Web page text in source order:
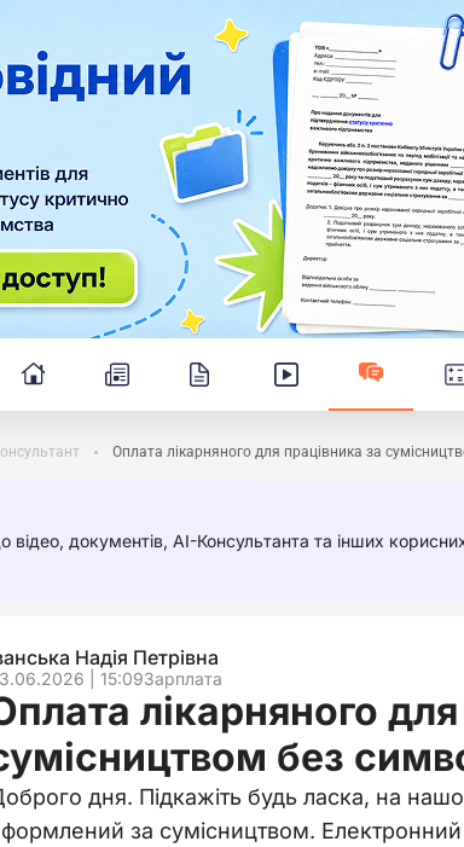
Оплата лікарняного для працівника за
документів, AI-Консультанта та інших корисних
Надія Петрівна
| 15:09Зарплата
лікарняного
без
дня. Підкажіть будь ласка, на
за сумісництвом.